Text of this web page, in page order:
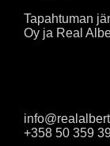
Tapahtuman
Oy ja Real
+358 50 359